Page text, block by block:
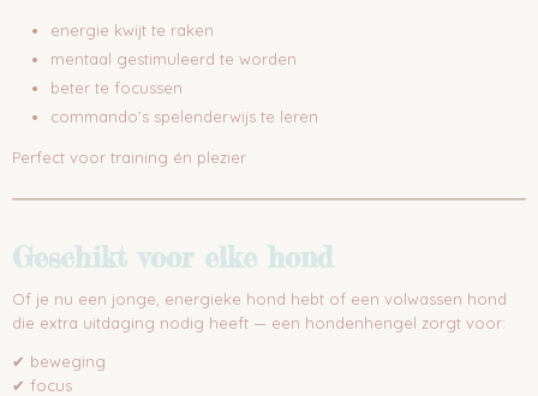
energie kwijt te raken
mentaal gestimuleerd te worden
beter te focussen
commando’s spelenderwijs te leren
Perfect voor training én plezier
Geschikt voor elke hond
Of je nu een jonge, energieke hond hebt of een volwassen hond
die extra uitdaging nodig heeft — een hondenhengel zorgt voor:
✔ beweging
✔ focus